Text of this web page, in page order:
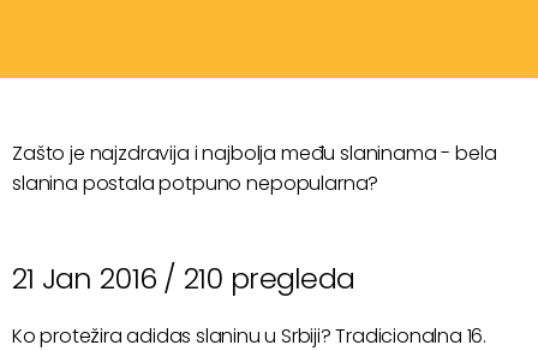
Zašto je najzdravija i najbolja među slaninama - bela
slanina postala potpuno nepopularna?
21 Jan 2016 / 210 pregleda
Ko protežira adidas slaninu u Srbiji? Tradicionalna 16.